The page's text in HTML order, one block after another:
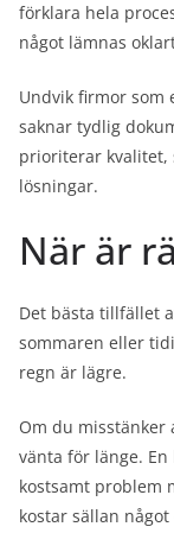
förklara hela
något lämnas
Undvik firmor som
saknar tydlig
prioriterar kvalitet,
lösningar.
När är
Det bästa tillfället
sommaren eller
regn är lägre.
Om du
vänta för länge.
kostsamt problem
kostar sällan